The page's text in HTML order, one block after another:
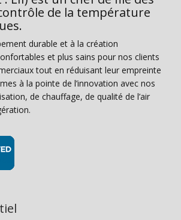
de la température
durable et à la création
et plus sains pour nos clients
tout en réduisant leur empreinte
à la pointe de l’innovation avec nos
de chauffage, de qualité de l’air